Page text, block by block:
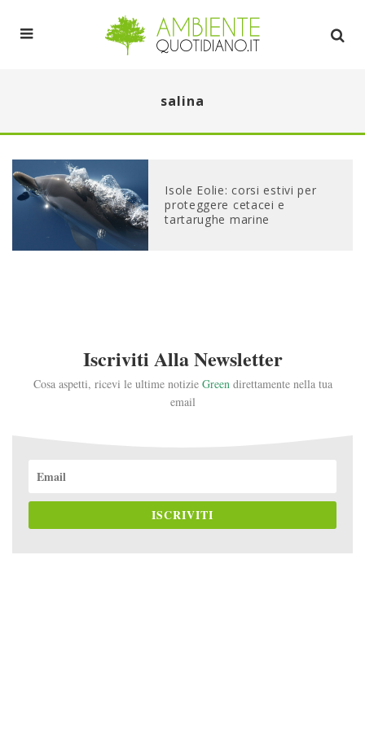
salina
Isole Eolie: corsi estivi per
proteggere cetacei e
tartarughe marine
Iscriviti Alla Newsletter
Cosa aspetti, ricevi le ultime notizie Green direttamente nella tua
email
ISCRIVITI